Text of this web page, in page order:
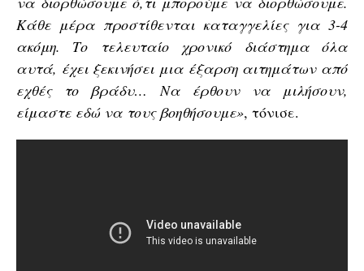
Κάθε μέρα προστίθενται καταγγελίες για 3-4
ακόμη. Το τελευταίο χρονικό διάστημα όλα
αυτά, έχει ξεκινήσει μια έξαρση αιτημάτων από
εχθές το βράδυ… Να έρθουν να μιλήσουν,
είμαστε εδώ να τους βοηθήσουμε», τόνισε.